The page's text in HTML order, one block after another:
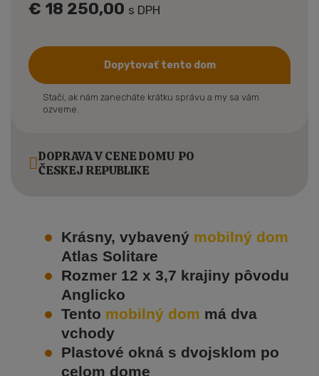
€ 18 250,00 s DPH
Dopytovať tento dom
Stačí, ak nám zanecháte krátku správu a my sa vám
ozveme.
DOPRAVA V CENE DOMU PO
ČESKEJ REPUBLIKE
Krásny, vybavený mobilný dom
Atlas Solitare
Rozmer 12 x 3,7 krajiny pôvodu
Anglicko
Tento mobilný dom má dva
vchody
Plastové okná s dvojsklom po
celom dome